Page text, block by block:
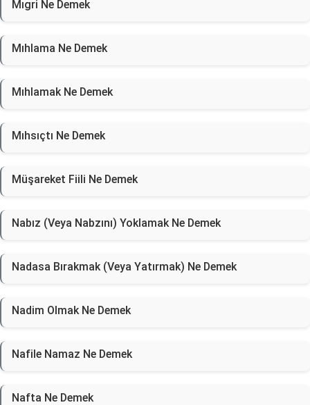
Mıgri Ne Demek
Mıhlama Ne Demek
Mıhlamak Ne Demek
Mıhsıçtı Ne Demek
Müşareket Fiili Ne Demek
Nabız (Veya Nabzını) Yoklamak Ne Demek
Nadasa Bırakmak (Veya Yatırmak) Ne Demek
Nadim Olmak Ne Demek
Nafile Namaz Ne Demek
Nafta Ne Demek